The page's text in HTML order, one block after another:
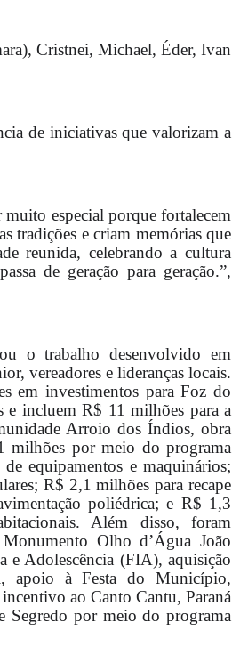
Cristnei, Michael, Éder, Ivan
de iniciativas que valorizam a
especial porque fortalecem
tradições e criam memórias que
reunida, celebrando a cultura
de geração para geração.”,
o trabalho desenvolvido em
vereadores e lideranças locais.
em investimentos para Foz do
e incluem R$ 11 milhões para a
Arroio dos Índios, obra
milhões por meio do programa
equipamentos e maquinários;
R$ 2,1 milhões para recape
poliédrica; e R$ 1,3
Além disso, foram
Olho d’Água João
e Adolescência (FIA), aquisição
apoio à Festa do Município,
ao Canto Cantu, Paraná
Segredo por meio do programa